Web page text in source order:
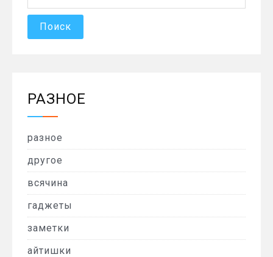
РАЗНОЕ
разное
другое
всячина
гаджеты
заметки
айтишки